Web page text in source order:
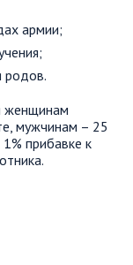
армии;
родов.
женщинам
мужчинам – 25
прибавке к